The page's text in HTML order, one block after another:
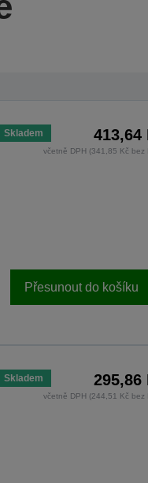
Skladem 413,64
včetně DPH (341,85 Kč bez
Přesunout do košíku
Skladem 295,86
včetně DPH (244,51 Kč bez